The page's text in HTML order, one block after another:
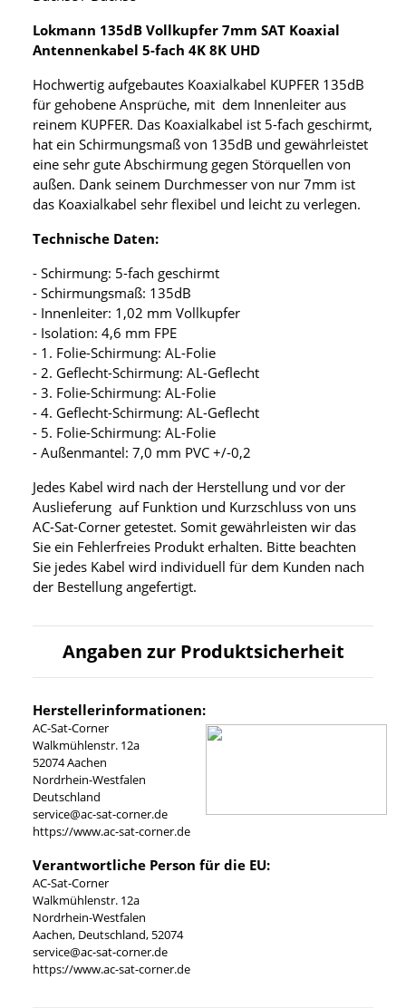
Lokmann 135dB Vollkupfer 7mm SAT Koaxial
Antennenkabel 5-fach 4K 8K UHD
Hochwertig aufgebautes Koaxialkabel KUPFER 135dB
für gehobene Ansprüche, mit dem Innenleiter aus
reinem KUPFER. Das Koaxialkabel ist 5-fach geschirmt,
hat ein Schirmungsmaß von 135dB und gewährleistet
eine sehr gute Abschirmung gegen Störquellen von
außen. Dank seinem Durchmesser von nur 7mm ist
das Koaxialkabel sehr flexibel und leicht zu verlegen.
Technische Daten:
- Schirmung: 5-fach geschirmt
- Schirmungsmaß: 135dB
- Innenleiter: 1,02 mm Vollkupfer
- Isolation: 4,6 mm FPE
- 1. Folie-Schirmung: AL-Folie
- 2. Geflecht-Schirmung: AL-Geflecht
- 3. Folie-Schirmung: AL-Folie
- 4. Geflecht-Schirmung: AL-Geflecht
- 5. Folie-Schirmung: AL-Folie
- Außenmantel: 7,0 mm PVC +/-0,2
Jedes Kabel wird nach der Herstellung und vor der
Auslieferung auf Funktion und Kurzschluss von uns
AC-Sat-Corner getestet. Somit gewährleisten wir das
Sie ein Fehlerfreies Produkt erhalten. Bitte beachten
Sie jedes Kabel wird individuell für dem Kunden nach
der Bestellung angefertigt.
Angaben zur Produktsicherheit
Herstellerinformationen:
AC-Sat-Corner
Walkmühlenstr. 12a
52074 Aachen
Nordrhein-Westfalen
Deutschland
service@ac-sat-corner.de
https://www.ac-sat-corner.de
Verantwortliche Person für die EU:
AC-Sat-Corner
Walkmühlenstr. 12a
Nordrhein-Westfalen
Aachen, Deutschland, 52074
service@ac-sat-corner.de
https://www.ac-sat-corner.de